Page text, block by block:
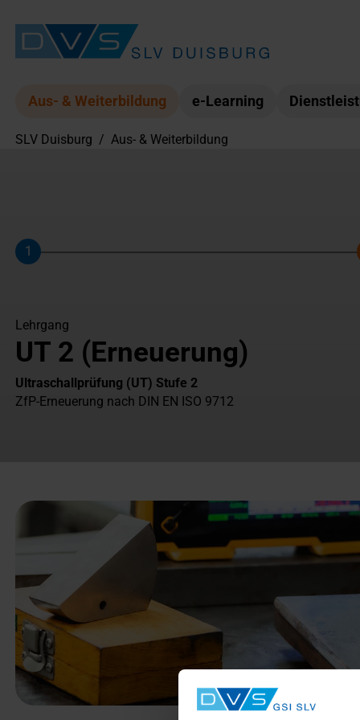
Aus- & Weiterbildung e-Learning
SLV Duisburg / Aus- & Weiterbildung
Schritt
1
Lehrgang
UT 2 (Erneuerung)
Ultraschallprüfung (UT) Stufe 2
ZfP-Erneuerung nach DIN EN ISO 9712